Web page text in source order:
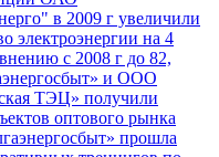
в 2009 г увеличили
электроэнергии на 4
с 2008 г до 82,
и ООО
ТЭЦ» получили
оптового рынка
прошла